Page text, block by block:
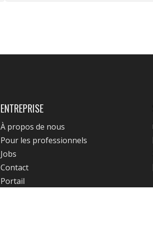
ENTREPRISE
À propos de nous
Pour les professionnels
Jobs
Contact
Portail